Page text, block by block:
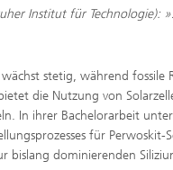
Institut für Technologie):
stetig, während fossile
die Nutzung von
In ihrer Bachelorarbeit
für Perwoskit-
bislang dominierenden